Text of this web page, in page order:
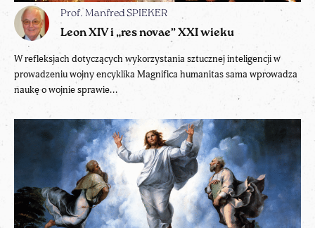
Prof. Manfred SPIEKER
Leon XIV i „res novae” XXI wieku
W refleksjach dotyczących wykorzystania sztucznej inteligencji w
prowadzeniu wojny encyklika Magnifica humanitas sama wprowadza
naukę o wojnie sprawie...